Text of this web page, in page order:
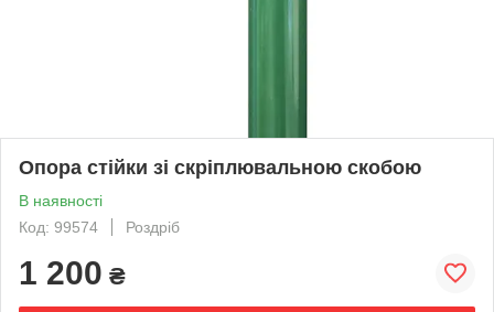
Опора стійки зі скріплювальною скобою
В наявності
Код: 99574
Роздріб
1 200 ₴